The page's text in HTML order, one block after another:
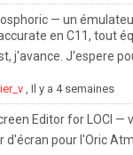
.
I
f
y
o
u
— un
en C11, tout
j'avance. J'espere
,Il y a 4 semaines
Editor for LOCI —
d'écran pour l'Oric